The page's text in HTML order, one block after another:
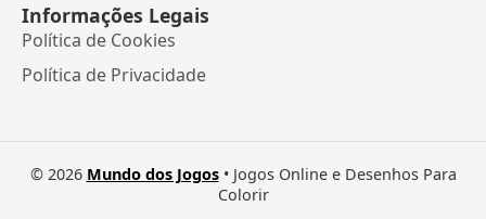
Informações Legais
Política de Cookies
Política de Privacidade
© 2026 Mundo dos Jogos• Jogos Online e Desenhos Para
Colorir